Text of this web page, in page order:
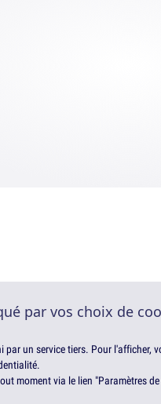
par vos choix de
par un service tiers. Pour l'afficher,
moment via le lien "Paramètres